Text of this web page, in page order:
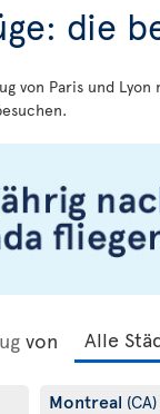
die
von Paris und
von
Montreal (CA)